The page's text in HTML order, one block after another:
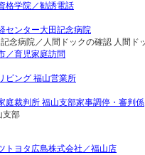
格学院／勧誘電話
センター大田記念病院
念病院／人間ドックの確認 人間ド
／育児家庭訪問
ビング 福山営業所
庭裁判所 福山支部家事調停・審判係
支部
トヨタ広島株式会社／福山店